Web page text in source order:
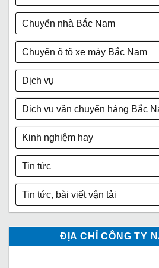
Chuyển nhà Bắc Nam
Chuyển ô tô xe máy Bắc Nam
Dịch vụ
Dịch vụ vận chuyển hàng Bắc
Kinh nghiệm hay
Tin tức
Tin tức, bài viết vận tải
ĐỊA CHỈ CÔNG TY